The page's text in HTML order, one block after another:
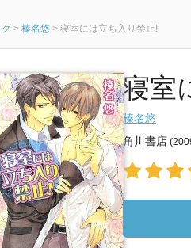
グ > 榛名悠 > 寝室には立ち入り禁止!
寝室
榛名悠
角川書店